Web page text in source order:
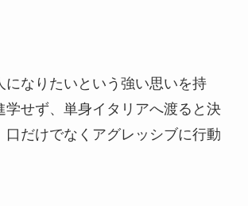
になりたいという強い思いを持
学せず、単身イタリアへ渡ると決
口だけでなくアグレッシブに行動